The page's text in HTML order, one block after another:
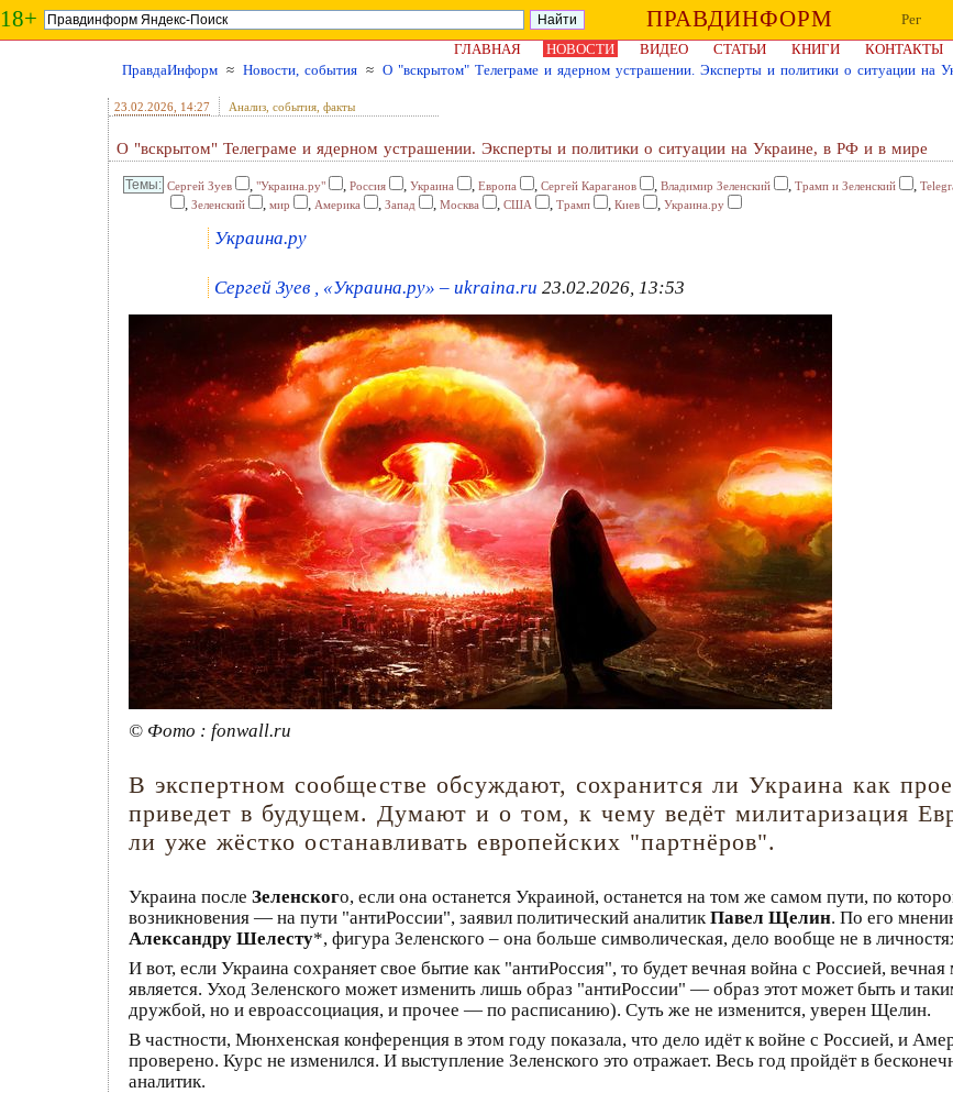
18+ ПРАВДИНФОРМ
Рег
ГЛАВНАЯ
НОВОСТИ ВИДЕО СТАТЬИ КНИГИ КОНТАКТЫ
ПравдаИнформ ≈ Новости, события ≈ О "вскрытом" Телеграме и ядерном устрашении. Эксперты и политики о ситуации на
23.02.2026 , 14:27 Анализ, события, факты
О "вскрытом" Телеграме и ядерном устрашении. Эксперты и политики о ситуации на Украине, в РФ и в мире
Сергей Зуев , "Украина.ру" , Россия , Украина , Европа , Сергей Караганов , Владимир Зеленский , Трамп и Зеленский ,
, Зеленский , мир , Америка , Запад , Москва , США , Трамп , Киев , Украина.ру
Украина.ру
Сергей Зуев , «Украина.ру» – ukraina.ru 23.02.2026, 13:53
© Фото : fonwall.ru
В экспертном сообществе обсуждают, сохранится ли Украина как
приведет в будущем. Думают и о том, к чему ведёт милитаризация
ли уже жёстко останавливать европейских "партнёров".
Украина после Зеленского, если она останется Украиной, останется на том же самом пути, по
возникновения — на пути "антиРоссии", заявил политический аналитикПавел Щелин. По его
Александру Шелесту*, фигура Зеленского – она больше символическая, дело вообще не в
И вот, если Украина сохраняет свое бытие как "антиРоссия", то будет вечная война с Россией,
является. Уход Зеленского может изменить лишь образ "антиРоссии" — образ этот может быть и
дружбой, но и евроассоциация, и прочее — по расписанию). Суть же не изменится, уверен Щелин.
В частности, Мюнхенская конференция в этом году показала, что дело идёт к войне с Россией, и
проверено. Курс не изменился. И выступление Зеленского это отражает. Весь год пройдёт в
аналитик.